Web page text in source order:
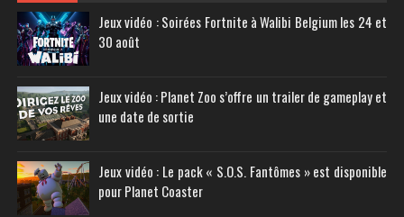
Jeux vidéo : Soirées Fortnite à Walibi Belgium les 24 et
30 août
Jeux vidéo : Planet Zoo s’offre un trailer de gameplay et
une date de sortie
Jeux vidéo : Le pack « S.O.S. Fantômes » est disponible
pour Planet Coaster